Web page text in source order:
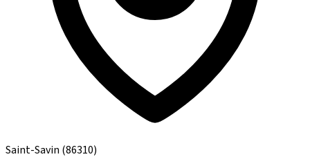
Saint-Savin (86310)